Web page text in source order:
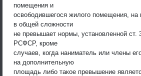
помещения и
освободившегося жилого помещения, на
в общей сложности
не превышает нормы, установленной
РСФСР, кроме
случаев, когда наниматель или члены
на дополнительную
площадь либо такое превышение